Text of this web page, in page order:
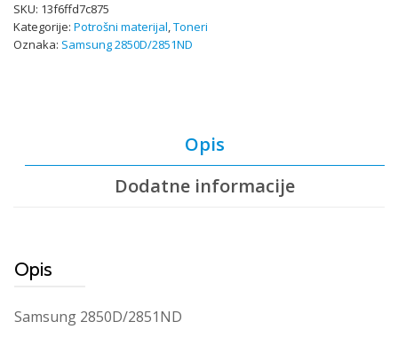
SKU: 13f6ffd7c875
Kategorije: Potrošni materijal,Toneri
Oznaka: Samsung 2850D/2851ND
Opis
Dodatne informacije
Opis
Samsung 2850D/2851ND